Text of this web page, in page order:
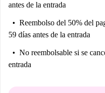
antes de la entrada
Reembolso del 50% del
59 días antes de la entrada
No reembolsable si se
entrada